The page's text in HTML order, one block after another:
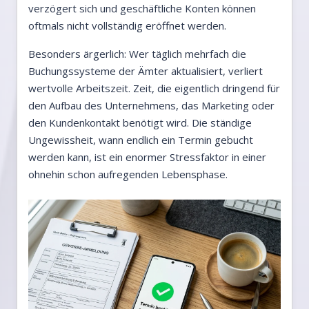
verzögert sich und geschäftliche Konten können
oftmals nicht vollständig eröffnet werden.
Besonders ärgerlich: Wer täglich mehrfach die
Buchungssysteme der Ämter aktualisiert, verliert
wertvolle Arbeitszeit. Zeit, die eigentlich dringend für
den Aufbau des Unternehmens, das Marketing oder
den Kundenkontakt benötigt wird. Die ständige
Ungewissheit, wann endlich ein Termin gebucht
werden kann, ist ein enormer Stressfaktor in einer
ohnehin schon aufregenden Lebensphase.